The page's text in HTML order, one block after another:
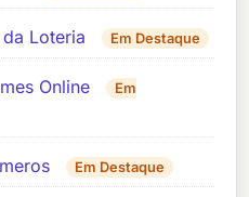
Loteria Em Destaque
Online
Em
Em Destaque